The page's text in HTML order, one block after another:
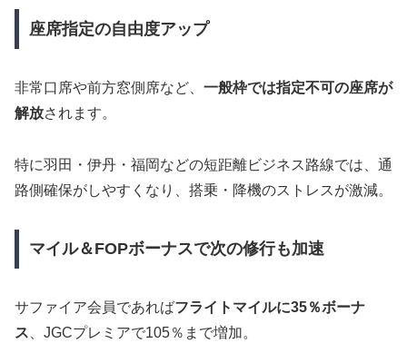
座席指定の自由度アップ
非常口席や前方窓側席など、 一般枠では指定不可の座席が
解放されます。
特に羽田・伊丹・福岡などの短距離ビジネス路線では、通
路側確保がしやすくなり、搭乗・降機のストレスが激減。
マイル＆FOPボーナスで次の修行も加速
サファイア会員であればフライトマイルに35％ボーナ
ス 、JGCプレミアで105％まで増加。